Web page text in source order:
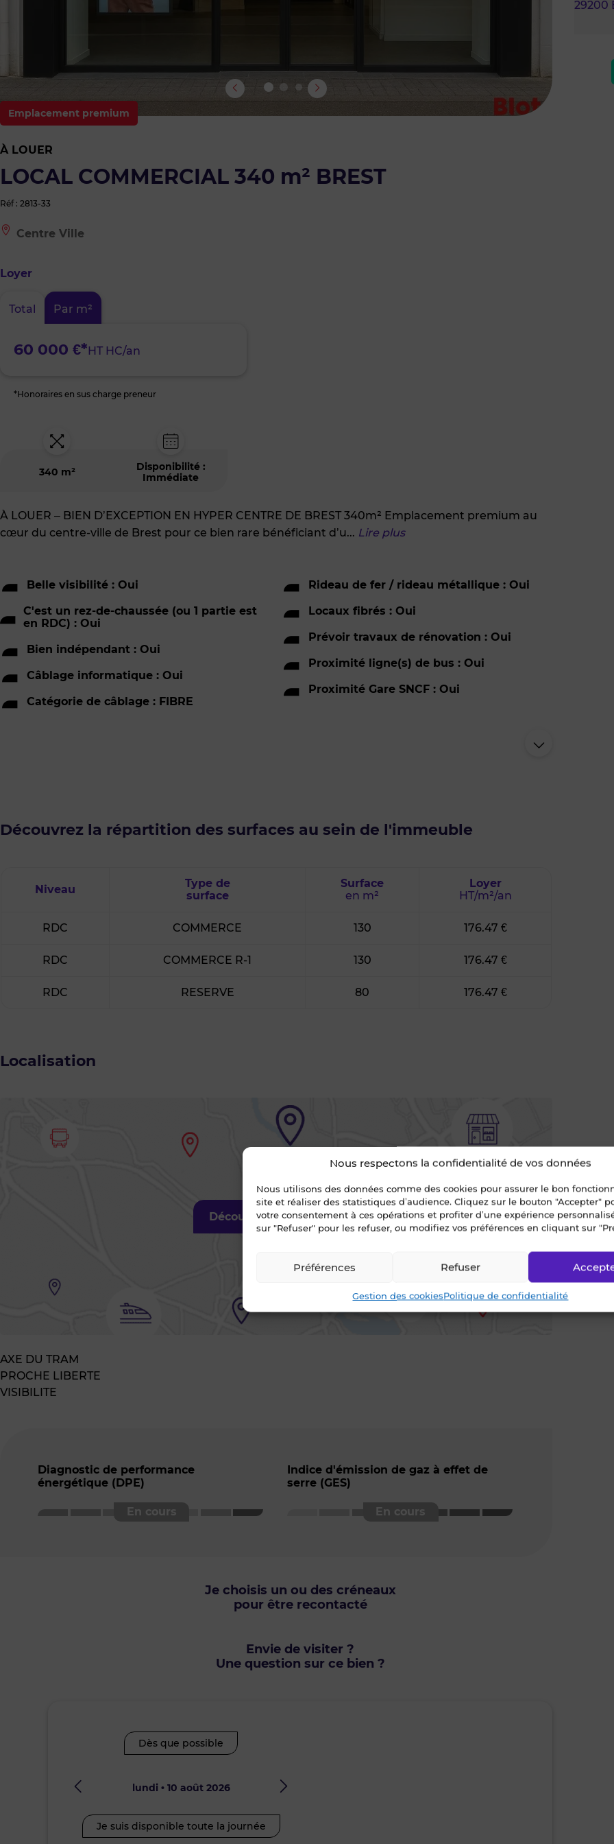
Nous respectons la confidentialité de vos données
Nous utilisons des données comme des cookies pour assurer le bon
site et réaliser des statistiques d’audience. Cliquez sur le bouton "Accepter"
votre consentement à ces opérations et profiter d’une expérience
sur "Refuser" pour les refuser, ou modifiez vos préférences en cliquant sur
Refuser
Préférences
Gestion des cookiesPolitique de confidentialité
Emplacement premium
À LOUER
LOCAL COMMERCIAL 340 m² BREST
Réf : 2813-33
Le
bien
à
Centre
Ville
Centre Ville
Loyer
Total Par m²
60 000 €*HT HC/an
*Honoraires en sus charge preneur
340 m²
Disponibilité :
Immédiate
À LOUER – BIEN D’EXCEPTION EN HYPER CENTRE DE BREST 340m² Emplacement premium au
cœur du centre-ville de Brest pour ce bien rare bénéficiant d’u... Lire plus
Belle visibilité : Oui
C'est un rez-de-chaussée (ou 1 partie est
en RDC) : Oui
Bien indépendant : Oui
Câblage informatique : Oui
Catégorie de câblage : FIBRE
Rideau de fer / rideau métallique : Oui
Locaux fibrés : Oui
Prévoir travaux de rénovation : Oui
Proximité ligne(s) de bus : Oui
Proximité Gare SNCF : Oui
Découvrez la répartition des surfaces au sein de l'immeuble
Niveau
Type de
surface
Surface
en m²
Loyer
HT/m²/an
RDC COMMERCE 130 176.47 €
RDC COMMERCE R-1 130 176.47 €
RDC RESERVE 80 176.47 €
Localisation
Découvrir les alentours
AXE DU TRAM
PROCHE LIBERTE
VISIBILITE
Diagnostic de performance
énergétique (DPE)
Indice d'émission de gaz à effet de
serre (GES)
29200
Je choisis un ou des créneaux
pour être recontacté
Envie de visiter ?
Une question sur ce bien ?
Dès que possible
lundi • 10 août 2026
Je suis disponible toute la journée